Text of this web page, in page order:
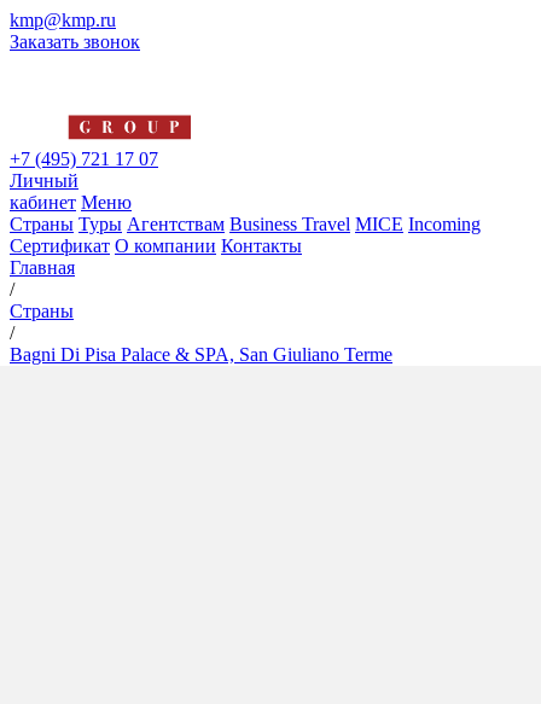
kmp@kmp.ru
Заказать звонок
+7 (495) 721 17 07
Личный
кабинет Меню
Страны Туры Агентствам Business Travel MICE Incoming
Сертификат О компании Контакты
Главная
/
Страны
/
Bagni Di Pisa Palace & SPA, San Giuliano Terme